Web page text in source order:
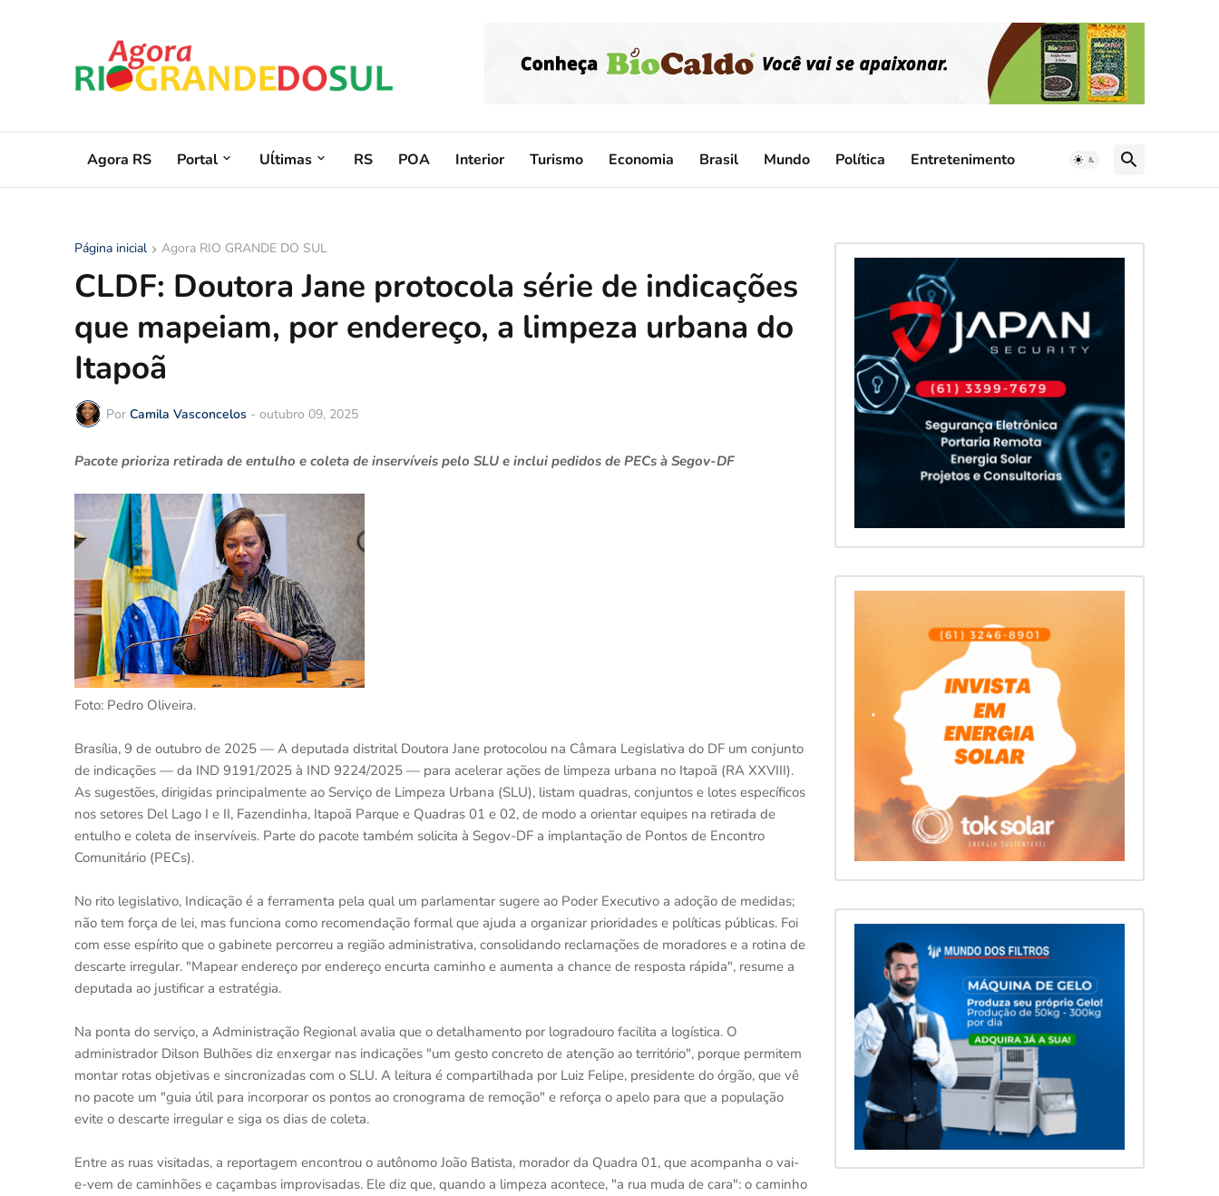
Agora RS Portal Uĺtimas RS POA Interior Turismo Economia Brasil Mundo Política Entretenimento
Página inicial Agora RIO GRANDE DO SUL
CLDF: Doutora Jane protocola série de indicações
que mapeiam, por endereço, a limpeza urbana do
Itapoã
Por Camila Vasconcelos - outubro 09, 2025
Pacote prioriza retirada de entulho e coleta de inservíveis pelo SLU e inclui pedidos de PECs à Segov-DF
Foto: Pedro Oliveira.
Brasília, 9 de outubro de 2025 — A deputada distrital Doutora Jane protocolou na Câmara Legislativa do DF um conjunto
de indicações — da IND 9191/2025 à IND 9224/2025 — para acelerar ações de limpeza urbana no Itapoã (RA XXVIII).
As sugestões, dirigidas principalmente ao Serviço de Limpeza Urbana (SLU), listam quadras, conjuntos e lotes específicos
nos setores Del Lago I e II, Fazendinha, Itapoã Parque e Quadras 01 e 02, de modo a orientar equipes na retirada de
entulho e coleta de inservíveis. Parte do pacote também solicita à Segov-DF a implantação de Pontos de Encontro
Comunitário (PECs).
No rito legislativo, Indicação é a ferramenta pela qual um parlamentar sugere ao Poder Executivo a adoção de medidas;
não tem força de lei, mas funciona como recomendação formal que ajuda a organizar prioridades e políticas públicas. Foi
com esse espírito que o gabinete percorreu a região administrativa, consolidando reclamações de moradores e a rotina de
descarte irregular. "Mapear endereço por endereço encurta caminho e aumenta a chance de resposta rápida", resume a
deputada ao justificar a estratégia.
Na ponta do serviço, a Administração Regional avalia que o detalhamento por logradouro facilita a logística. O
administrador Dilson Bulhões diz enxergar nas indicações "um gesto concreto de atenção ao território", porque permitem
montar rotas objetivas e sincronizadas com o SLU. A leitura é compartilhada por Luiz Felipe, presidente do órgão, que vê
no pacote um "guia útil para incorporar os pontos ao cronograma de remoção" e reforça o apelo para que a população
evite o descarte irregular e siga os dias de coleta.
Entre as ruas visitadas, a reportagem encontrou o autônomo João Batista, morador da Quadra 01, que acompanha o vai-
e-vem de caminhões e caçambas improvisadas. Ele diz que, quando a limpeza acontece, "a rua muda de cara": o caminho